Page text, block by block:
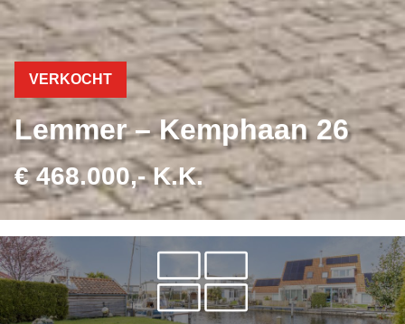
VERKOCHT
Lemmer – Kemphaan 26
€ 468.000,- K.K.